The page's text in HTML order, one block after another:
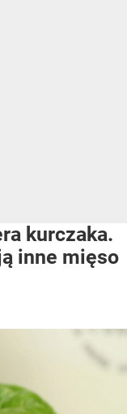
kurczaka.
inne mięso